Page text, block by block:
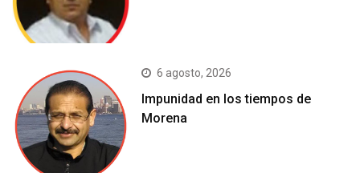
6 agosto, 2026
Impunidad en los tiempos de
Morena